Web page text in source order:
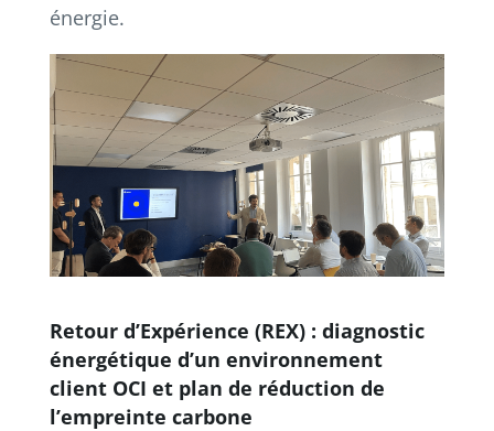
énergie.
Retour d’Expérience (REX) : diagnostic
énergétique d’un environnement
client OCI et plan de réduction de
l’empreinte carbone